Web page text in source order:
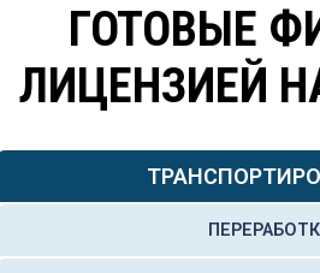
ГОТОВЫЕ
ЛИЦЕНЗИЕЙ